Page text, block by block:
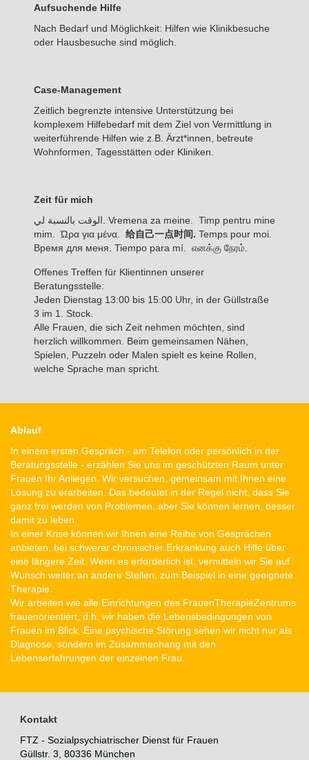
Aufsuchende Hilfe
Nach Bedarf und Möglichkeit: Hilfen wie Klinikbesuche
oder Hausbesuche sind möglich.
Case-Management
Zeitlich begrenzte intensive Unterstützung bei
komplexem Hilfebedarf mit dem Ziel von Vermittlung in
weiterführende Hilfen wie z.B. Ärzt*innen, betreute
Wohnformen, Tagesstätten oder Kliniken.
Zeit für mich
الوقت بالنسبة لي. Vremena za meine. Timp pentru mine
mim. Ώρα για μένα. 给自己一点时间. Temps pour moi.
Время для меня. Tiempo para mí. எனக்கு நேரம்.
Offenes Treffen für Klientinnen unserer
Beratungsstelle:
Jeden Dienstag 13:00 bis 15:00 Uhr, in der Güllstraße
3 im 1. Stock.
Alle Frauen, die sich Zeit nehmen möchten, sind
herzlich willkommen. Beim gemeinsamen Nähen,
Spielen, Puzzeln oder Malen spielt es keine Rollen,
welche Sprache man spricht.
Ablauf
In einem ersten Gespräch - am Telefon oder persönlich in der
Beratungsstelle - erzählen Sie uns im geschützten Raum unter
Frauen Ihr Anliegen. Wir versuchen, gemeinsam mit Ihnen eine
Lösung zu erarbeiten. Das bedeutet in der Regel nicht, dass Sie
ganz frei werden von Problemen, aber Sie können lernen, besser
damit zu leben.
In einer Krise können wir Ihnen eine Reihe von Gesprächen
anbieten, bei schwerer chronischer Erkrankung auch Hilfe über
eine längere Zeit. Wenn es erforderlich ist, vermitteln wir Sie auf
Wunsch weiter an andere Stellen, zum Beispiel in eine geeignete
Therapie.
Wir arbeiten wie alle Einrichtungen des FrauenTherapieZentrums
frauenorientiert, d.h. wir haben die Lebensbedingungen von
Frauen im Blick. Eine psychische Störung sehen wir nicht nur als
Diagnose, sondern im Zusammenhang mit den
Lebenserfahrungen der einzelnen Frau.
Kontakt
FTZ - Sozialpsychiatrischer Dienst für Frauen
Güllstr. 3, 80336 München